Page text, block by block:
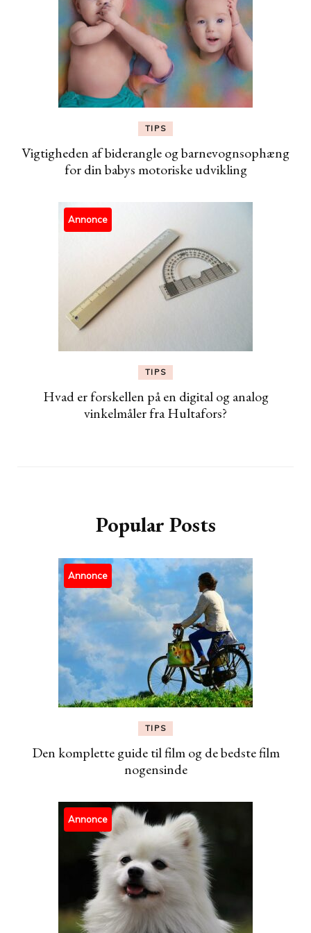
TIPS
Vigtigheden af biderangle og barnevognsophæng
for din babys motoriske udvikling
Annonce
TIPS
Hvad er forskellen på en digital og analog
vinkelmåler fra Hultafors?
Popular Posts
Annonce
TIPS
Den komplette guide til film og de bedste film
nogensinde
Annonce